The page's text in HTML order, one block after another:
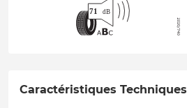
Caractéristiques Techniques